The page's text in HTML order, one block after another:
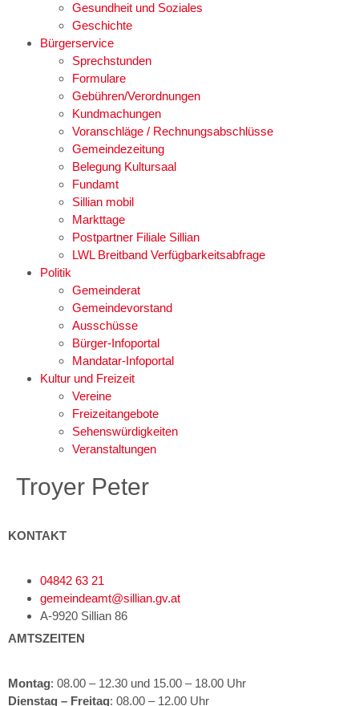
Gesundheit und Soziales
Geschichte
Bürgerservice
Sprechstunden
Formulare
Gebühren/Verordnungen
Kundmachungen
Voranschläge / Rechnungsabschlüsse
Gemeindezeitung
Belegung Kultursaal
Fundamt
Sillian mobil
Markttage
Postpartner Filiale Sillian
LWL Breitband Verfügbarkeitsabfrage
Politik
Gemeinderat
Gemeindevorstand
Ausschüsse
Bürger-Infoportal
Mandatar-Infoportal
Kultur und Freizeit
Vereine
Freizeitangebote
Sehenswürdigkeiten
Veranstaltungen
Troyer Peter
KONTAKT
04842 63 21
gemeindeamt@sillian.gv.at
A-9920 Sillian 86
AMTSZEITEN
Montag: 08.00 – 12.30 und 15.00 – 18.00 Uhr
Dienstag – Freitag: 08.00 – 12.00 Uhr